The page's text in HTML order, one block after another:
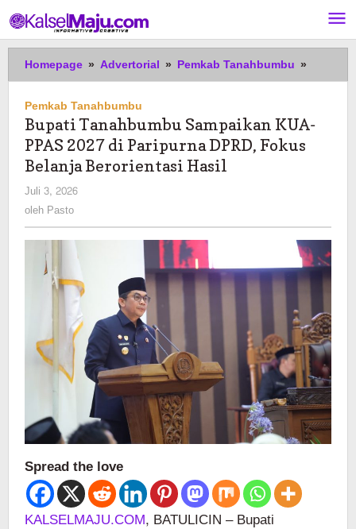
ke
konten
Homepage » Advertorial » Pemkab Tanahbumbu »
PPAS
Belanja
Hasil
Pemkab Tanahbumbu
Bupati Tanahbumbu Sampaikan KUA-
PPAS 2027 di Paripurna DPRD, Fokus
Belanja Berorientasi Hasil
Juli 3, 2026
oleh Pasto
Spread the love
KALSELMAJU.COM, BATULICIN – Bupati